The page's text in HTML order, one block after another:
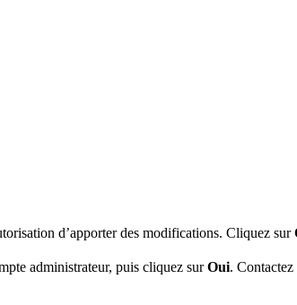
d’apporter des modifications. Cliquez sur
administrateur, puis cliquez surOui.